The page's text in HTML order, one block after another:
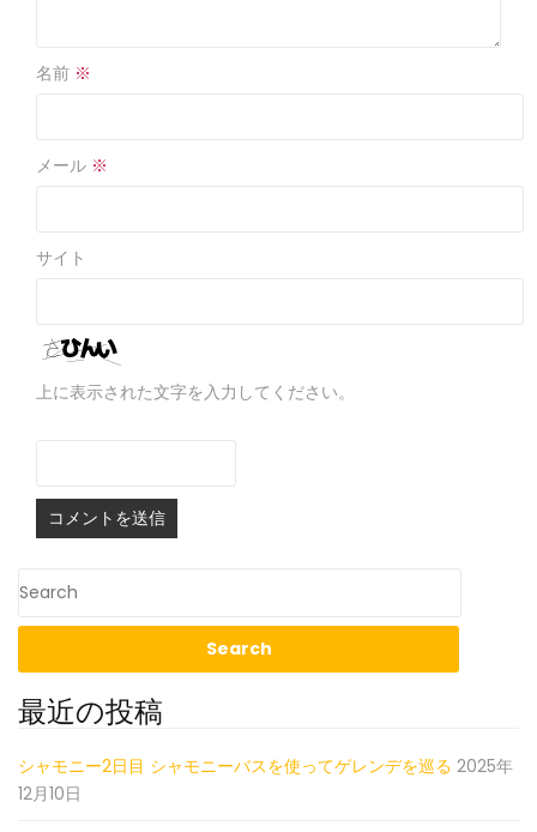
名前 ※
メール ※
サイト
上に表示された文字を入力してください。
最近の投稿
シャモニー2日目 シャモニーバスを使ってゲレンデを巡る 2025年
12月10日